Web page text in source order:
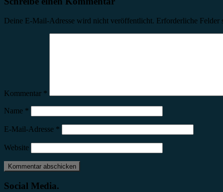
Deine E-Mail-Adresse wird nicht veröffentlicht. Erforderliche Felder
Kommentar *
Name *
E-Mail-Adresse *
Website
Social Media.